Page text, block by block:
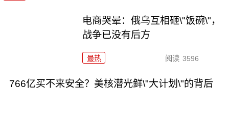
电商哭晕：俄乌互相砸\"饭碗\"，
战争已没有后方
最热 阅读 3596
766亿买不来安全？美核潜光鲜\"大计划\"的背后